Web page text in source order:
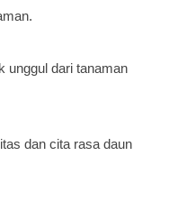
unggul dari tanaman
dan cita rasa daun